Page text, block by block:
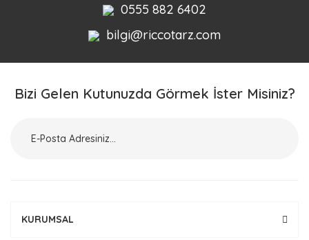
0555 882 6402
bilgi@riccotarz.com
Bizi Gelen Kutunuzda Görmek İster Misiniz?
KURUMSAL